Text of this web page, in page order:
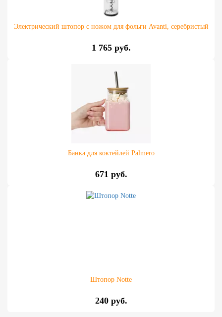
Электрический штопор с ножом для фольги Avanti, серебристый
1 765 руб.
Банка для коктейлей Palmero
671 руб.
Штопор Notte
240 руб.